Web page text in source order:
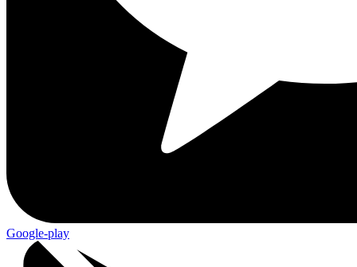
Google-play